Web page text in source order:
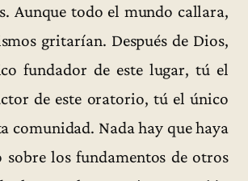
Aunque todo el mundo callara,
gritarían. Después de Dios,
fundador de este lugar, tú el
de este oratorio, tú el único
comunidad. Nada hay que haya
sobre los fundamentos de otros